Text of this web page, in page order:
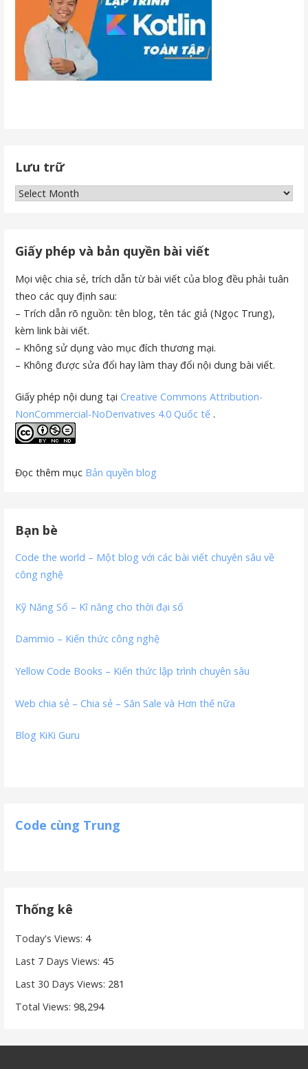
Lưu trữ
Lưu
Giấy phép và bản quyền bài viết
Mọi việc chia sẻ, trích dẫn từ bài viết của blog đều phải tuân
theo các quy định sau:
– Trích dẫn rõ nguồn: tên blog, tên tác giả (Ngọc Trung),
kèm link bài viết.
– Không sử dụng vào mục đích thương mại.
– Không được sửa đổi hay làm thay đổi nội dung bài viết.
Giấy phép nội dung tạiCreative Commons Attribution-
NonCommercial-NoDerivatives 4.0 Quốc tế .
Đọc thêm mục Bản quyền blog
Bạn bè
Code the world – Một blog với các bài viết chuyên sâu về
công nghệ
Kỹ Năng Số – Kĩ năng cho thời đại số
Dammio – Kiến thức công nghệ
Yellow Code Books – Kiến thức lập trình chuyên sâu
Web chia sẻ – Chia sẻ – Săn Sale và Hơn thế nữa
Blog KiKi Guru
Code cùng Trung
Thống kê
Today's Views: 4
Last 7 Days Views: 45
Last 30 Days Views: 281
Total Views:98,294